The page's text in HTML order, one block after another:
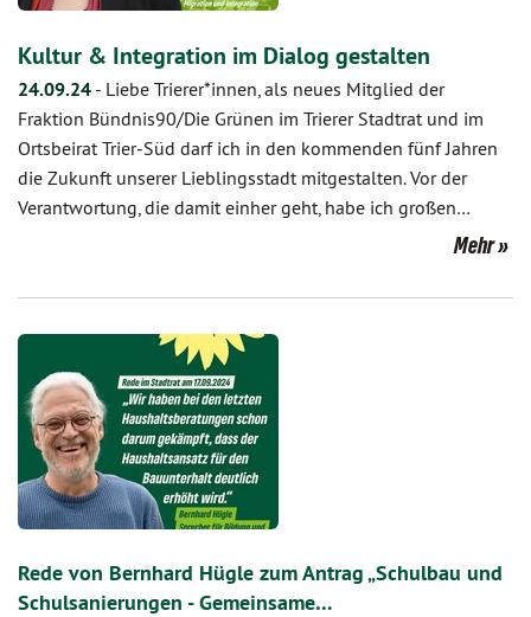
Kultur & Integration im Dialog gestalten
24.09.24 - Liebe Trierer*innen, als neues Mitglied der
Fraktion Bündnis90/Die Grünen im Trierer Stadtrat und im
Ortsbeirat Trier-Süd darf ich in den kommenden fünf Jahren
die Zukunft unserer Lieblingsstadt mitgestalten. Vor der
Verantwortung, die damit einher geht, habe ich großen…
Mehr
Rede von Bernhard Hügle zum Antrag „Schulbau und
Schulsanierungen - Gemeinsame…